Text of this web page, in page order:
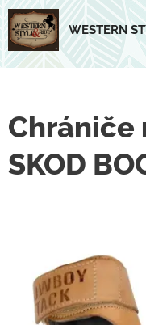
WESTERN
Chrániče
SKOD